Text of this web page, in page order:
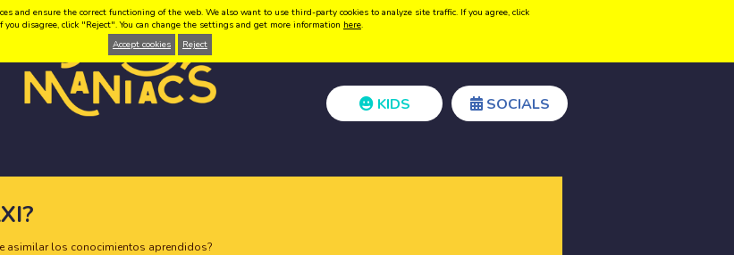
Create acount Login
KIDS SOCIALS
asimilar los conocimientos aprendidos?
and ensure the correct functioning of the web. We also want to use third-party cookies to analyze site traffic. If you agree, click
you disagree, click "Reject". You can change the settings and get more information here.
Accept cookies
Reject